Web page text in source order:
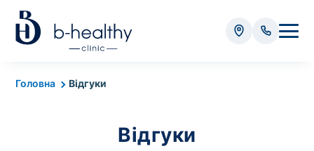
Головна Відгуки
Відгуки
Аналізи
Вартість забору крові - 50 грн